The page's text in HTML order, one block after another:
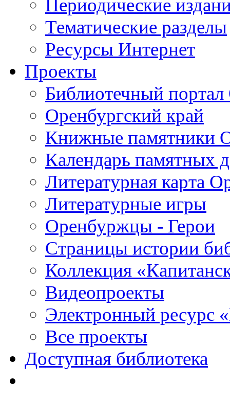
Периодические
Тематические разделы
Ресурсы Интернет
Проекты
Библиотечный портал
Оренбургский край
Книжные памятники
Календарь памятных
Литературная карта
Литературные игры
Оренбуржцы - Герои
Страницы истории
Коллекция
Видеопроекты
Электронный ресурс
Все проекты
Доступная библиотека